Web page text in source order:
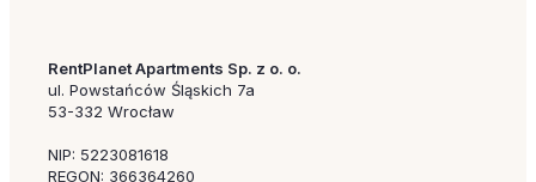
RentPlanet Apartments Sp. z o. o.
ul. Powstańców Śląskich 7a
53-332 Wrocław
NIP: 5223081618
REGON: 366364260